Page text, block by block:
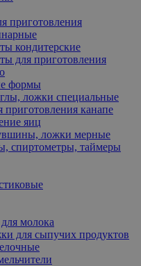
приготовления
кондитерские
для приготовления
формы
ложки специальные
канапе
яиц
ложки мерные
спиртометры, таймеры
молока
для сыпучих продуктов